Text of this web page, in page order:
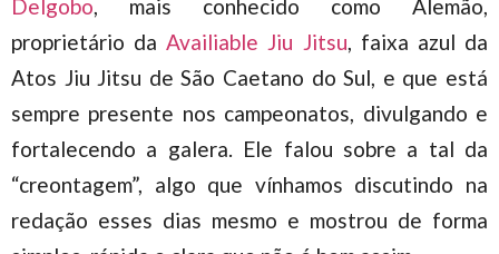
Delgobo , mais conhecido como Alemão,
proprietário da Availiable Jiu Jitsu , faixa azul da
Atos Jiu Jitsu de São Caetano do Sul, e que está
sempre presente nos campeonatos, divulgando e
fortalecendo a galera. Ele falou sobre a tal da
“creontagem”, algo que vínhamos discutindo na
redação esses dias mesmo e mostrou de forma